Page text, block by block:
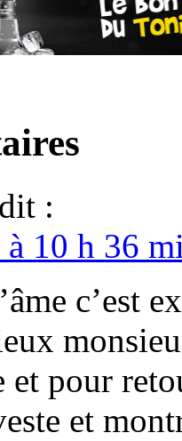
dit :
10 h 36
c’est
et pour
et